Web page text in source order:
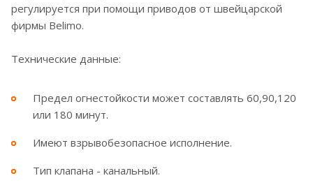
регулируется при помощи приводов от швейцарской
фирмы Belimo.
Технические данные:
Предел огнестойкости может составлять 60,90,120
или 180 минут.
Имеют взрывобезопасное исполнение.
Тип клапана - канальный.